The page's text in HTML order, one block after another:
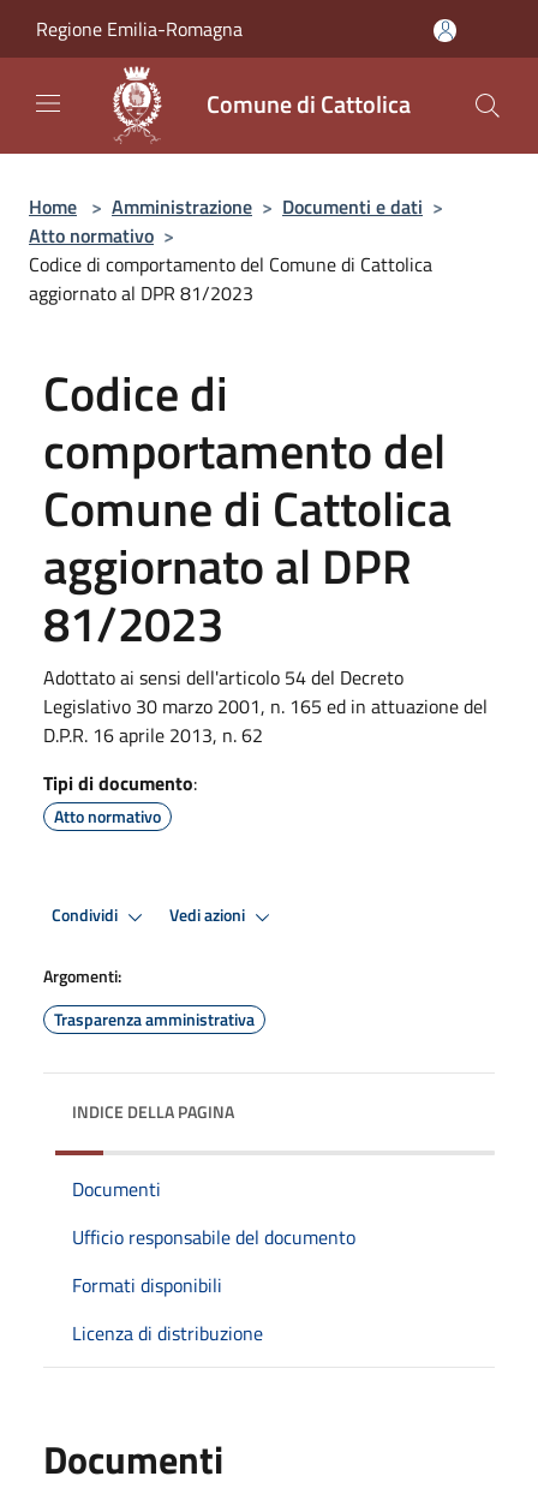
Regione Emilia-Romagna
Comune di Cattolica
Home > Amministrazione > Documenti e dati >
Atto normativo >
Codice di comportamento del Comune di Cattolica
aggiornato al DPR 81/2023
Codice di
comportamento del
Comune di Cattolica
aggiornato al DPR
81/2023
Adottato ai sensi dell'articolo 54 del Decreto
Legislativo 30 marzo 2001, n. 165 ed in attuazione del
D.P.R. 16 aprile 2013, n. 62
Tipi di documento:
Atto normativo
Condividi Vedi azioni
Argomenti:
Trasparenza amministrativa
INDICE DELLA PAGINA
Documenti
Ufficio responsabile del documento
Formati disponibili
Licenza di distribuzione
Documenti